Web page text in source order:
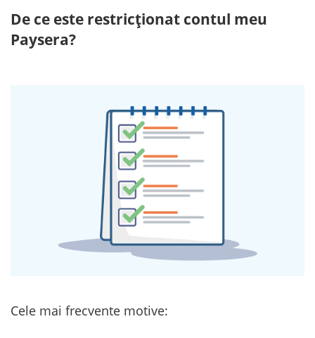
De ce este restricționat contul meu
Paysera?
Cele mai frecvente motive: